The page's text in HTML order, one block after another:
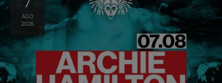
AGO
2026